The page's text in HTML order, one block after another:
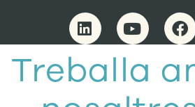
Treballa